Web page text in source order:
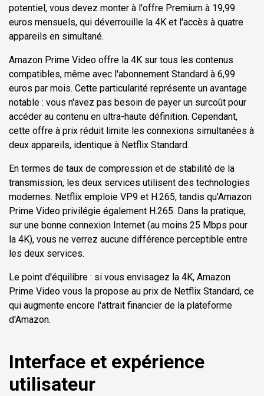
potentiel, vous devez monter à l'offre Premium à 19,99
euros mensuels, qui déverrouille la 4K et l'accès à quatre
appareils en simultané.
Amazon Prime Video offre la 4K sur tous les contenus
compatibles, même avec l'abonnement Standard à 6,99
euros par mois. Cette particularité représente un avantage
notable : vous n'avez pas besoin de payer un surcoût pour
accéder au contenu en ultra-haute définition. Cependant,
cette offre à prix réduit limite les connexions simultanées à
deux appareils, identique à Netflix Standard.
En termes de taux de compression et de stabilité de la
transmission, les deux services utilisent des technologies
modernes. Netflix emploie VP9 et H.265, tandis qu'Amazon
Prime Video privilégie également H.265. Dans la pratique,
sur une bonne connexion Internet (au moins 25 Mbps pour
la 4K), vous ne verrez aucune différence perceptible entre
les deux services.
Le point d'équilibre : si vous envisagez la 4K, Amazon
Prime Video vous la propose au prix de Netflix Standard, ce
qui augmente encore l'attrait financier de la plateforme
d'Amazon.
Interface et expérience
utilisateur